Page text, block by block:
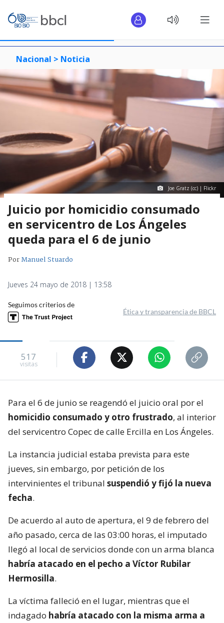
Nacional > Noticia
Joe Gratz (cc) | Flickr
Juicio por homicidio consumado
en servicentro de Los Ángeles
queda para el 6 de junio
PorManuel Stuardo
Jueves 24 mayo de 2018 | 13:58
Seguimos criterios de
Ética y transparencia de BBCL
517
visitas
Para el 6 de junio se reagendó el juicio oral por el
homicidio consumado y otro frustrado, al interior
del servicentro Copec de calle Ercilla en Los Ángeles.
La instancia judicial estaba prevista para este
jueves, sin embargo, por petición de los
intervinientes el tribunal suspendió y fijó la nueva
fecha.
De acuerdo al auto de apertura, el 9 de febrero del
año pasado, cerca de las 03:00 horas, el imputado
llegó al local de servicios donde con un arma blanca
habría atacado en el pecho a Víctor Rubilar
Hermosilla.
La víctima falleció en el lugar, mientras que el
indagado habría atacado con la misma arma a